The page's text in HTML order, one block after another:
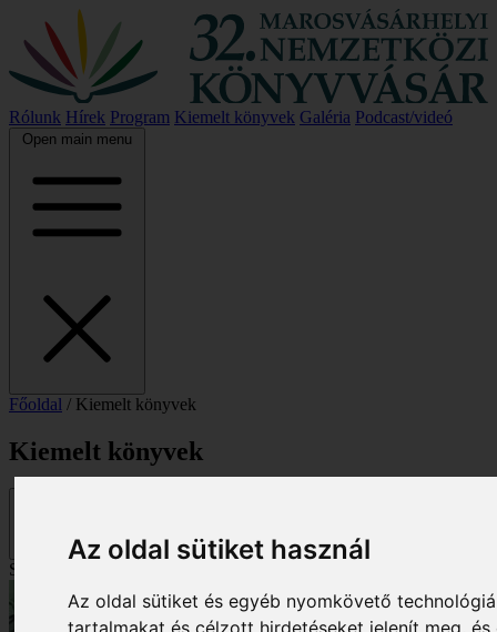
Az oldal sütiket használ
Az oldal sütiket és egyéb nyomkövető
Rólunk Hírek Program Kiemelt könyvek Galéria Podcast/videó
Open main menu
Főoldal / Kiemelt könyvek
Kiemelt könyvek
Szűrés